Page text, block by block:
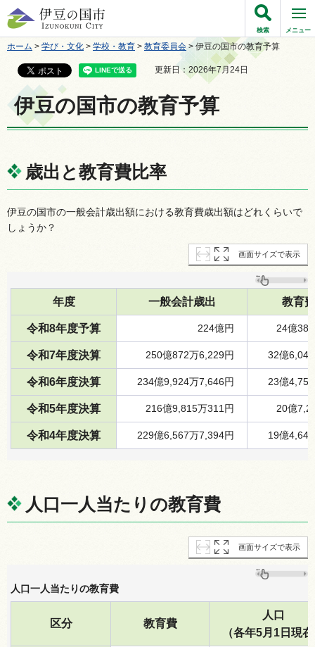
伊豆の国市
検索 メニュー
ホーム > 学び・文化 > 学校・教育 > 教育委員会> 伊豆の国市の教育予算
更新日：2026年7月24日
伊豆の国市の教育予算
歳出と教育費比率
伊豆の国市の一般会計歳出額における教育費歳出額はどれくらいで
しょうか？
画面サイズで表示
年度 一般会計歳出 教育
令和8年度予算 224億円 24億
令和7年度決算 250億872万6,229円 32億
令和6年度決算 234億9,924万7,646円 23億
令和5年度決算 216億9,815万311円 20億
令和4年度決算 229億6,567万7,394円 19億
人口一人当たりの教育費
画面サイズで表示
人口一人当たりの教育費
区分 教育費
人口
（各年5月1日現